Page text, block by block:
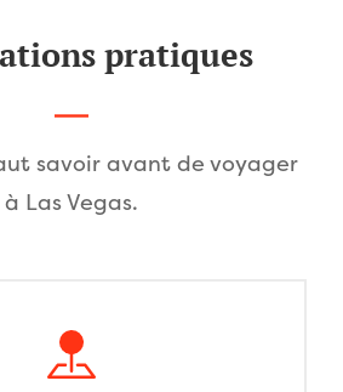
pratiques
savoir avant de voyager
à Las Vegas.